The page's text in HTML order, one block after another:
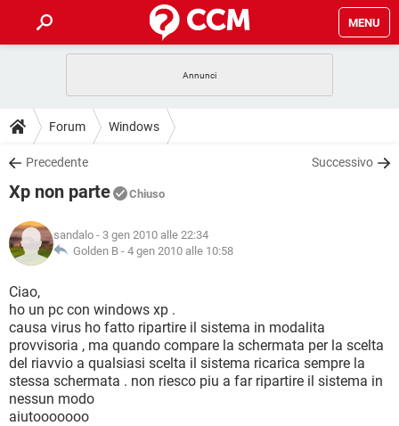
MENU
INTRATTENIMENTO
iOS
INSTAGRAM
TIKTOK
HARDWARE
GUIDE
COVID-19
INSTAGRAM
TIKTOK
HARDWARE
DOWNLOAD
COVID-19
INTRATTENIMENTO
iOS WINDOWS 10
INSTAGRAM
TIKTOK
HARDWARE
FORUM
COVID-19
INTRATTENIMENTO
iOS
INSTAGRAM WHATSAPP
TIKTOK FACEBOOK
HARDWARE
GLOSSARIO
COVID-19
INTRATTENIMENTO
iOS WINDOWS 10
INSTAGRAM WHATSAPP
TIKTOK
Forum Windows
Precedente Successivo
Xp non parte Chiuso
sandalo - 3 gen 2010 alle 22:34
Golden B - 4 gen 2010 alle 10:58
Ciao,
ho un pc con windows xp .
causa virus ho fatto ripartire il sistema in modalita
provvisoria , ma quando compare la schermata per la scelta
del riavvio a qualsiasi scelta il sistema ricarica sempre la
stessa schermata . non riesco piu a far ripartire il sistema in
nessun modo
aiutooooooo